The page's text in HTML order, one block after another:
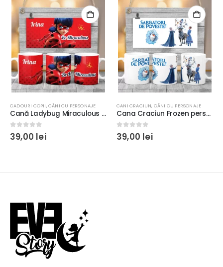
CANI CRACIUN,CĂNI CU PERSONAJE
Cana Craciun Frozen personalizată cu mesaj, 350ml, ceramică, model 3
0 out of 5
39,00 lei
CĂNI CU PERSONAJE
Cană pentru gemeni personalizată cu 2 poze şi mesaj, 350ml, compatibilă cu maşina de spălat vase şi cuptorul cu microunde
0 out of 5
39,00 lei